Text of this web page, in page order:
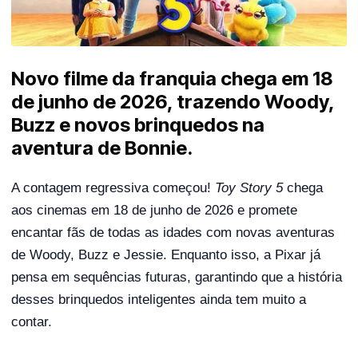
Novo filme da franquia chega em 18
de junho de 2026, trazendo Woody,
Buzz e novos brinquedos na
aventura de Bonnie.
A contagem regressiva começou! Toy Story 5chega
aos cinemas em 18 de junho de 2026 e promete
encantar fãs de todas as idades com novas aventuras
de Woody, Buzz e Jessie. Enquanto isso, a Pixar já
pensa em sequências futuras, garantindo que a história
desses brinquedos inteligentes ainda tem muito a
contar.